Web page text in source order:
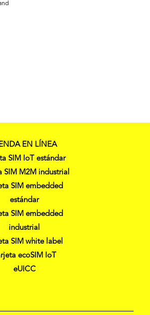
EN LÍNEA
SIM IoT estándar
SIM M2M industrial
SIM embedded
estándar
SIM embedded
industrial
SIM white label
ecoSIM IoT
eUICC